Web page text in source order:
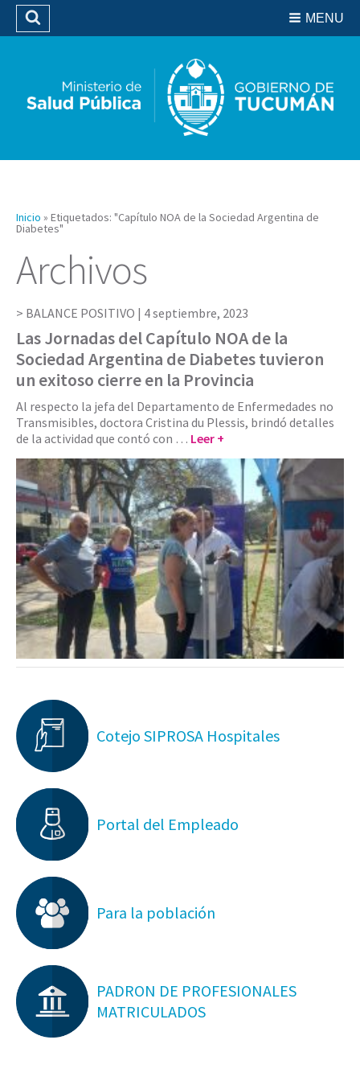
Biblioteca
MENU
Buscar
Inicio » Etiquetados: "Capítulo NOA de la Sociedad Argentina de
Diabetes"
Archivos
BALANCE POSITIVO | 4 septiembre, 2023
Las Jornadas del Capítulo NOA de la
Sociedad Argentina de Diabetes tuvieron
un exitoso cierre en la Provincia
Al respecto la jefa del Departamento de Enfermedades no
Transmisibles, doctora Cristina du Plessis, brindó detalles
de la actividad que contó con … Leer +
Cotejo SIPROSA Hospitales
Portal del Empleado
Para la población
PADRON DE PROFESIONALES
MATRICULADOS